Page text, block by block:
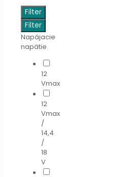
Filter
Filter
Napájacie
napätie
12
Vmax
12
Vmax
/
14,4
/
18
V